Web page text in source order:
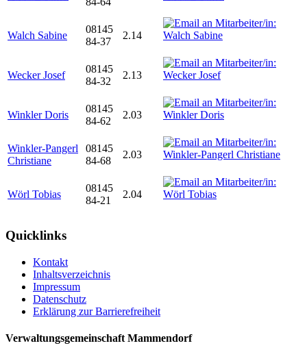
Walch Sabine
08145
84-37
2.14
Wecker Josef
08145
84-32
2.13
Winkler Doris
08145
84-62
2.03
Winkler-Pangerl
Christiane
08145
84-68
2.03
Wörl Tobias
08145
84-21
2.04
Quicklinks
Kontakt
Inhaltsverzeichnis
Impressum
Datenschutz
Erklärung zur Barrierefreiheit
Verwaltungsgemeinschaft Mammendorf